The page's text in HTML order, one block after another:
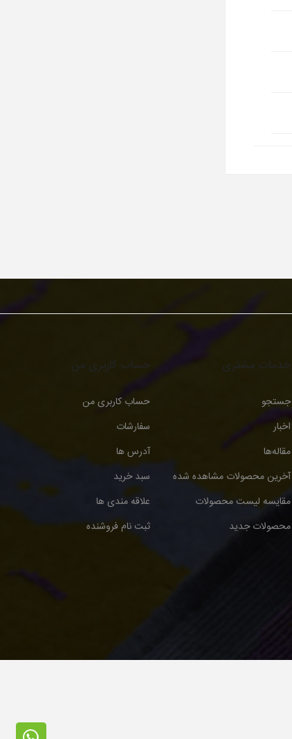
خدمات مشتری
جستجو
اخبار
مقاله‌ها
آخرین محصولات مشاهده شده
مقایسه لیست محصولات
محصولات جدید
حساب کاربری من
حساب کاربری من
سفارشات
آدرس ها
سبد خرید
علاقه مندی ها
ثبت نام فروشنده